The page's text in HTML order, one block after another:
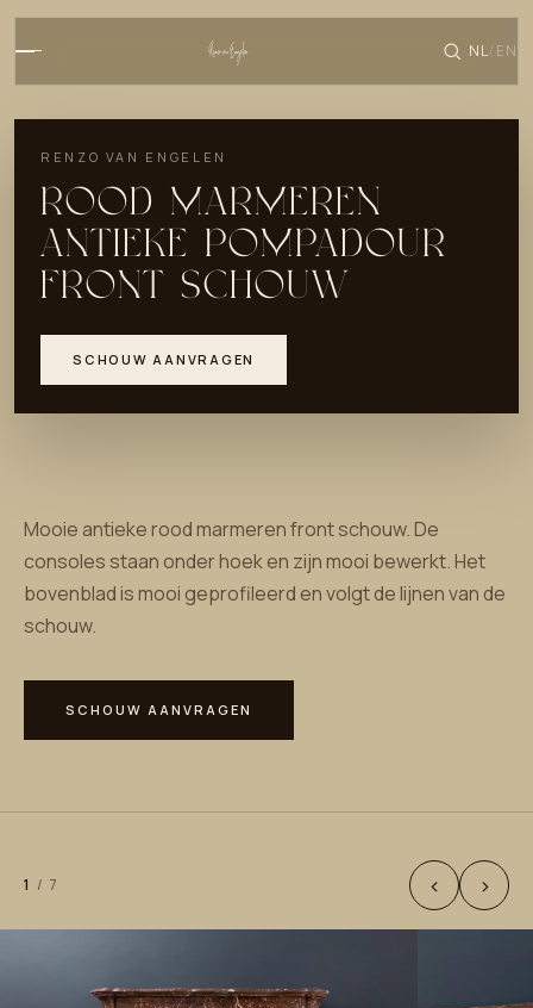
NL/ EN
RENZO VAN ENGELEN
ROOD MARMEREN
ANTIEKE POMPADOUR
FRONT SCHOUW
SCHOUW AANVRAGEN
Mooie antieke rood marmeren front schouw. De
consoles staan onder hoek en zijn mooi bewerkt. Het
bovenblad is mooi geprofileerd en volgt de lijnen van de
schouw.
SCHOUW AANVRAGEN
1 / 7 ‹ ›